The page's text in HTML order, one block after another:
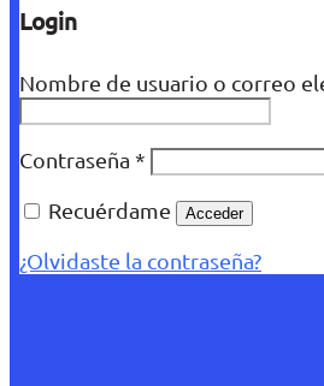
Login
Nombre de usuario o correo
Contraseña *
Recuérdame
Acceder
¿Olvidaste la contraseña?